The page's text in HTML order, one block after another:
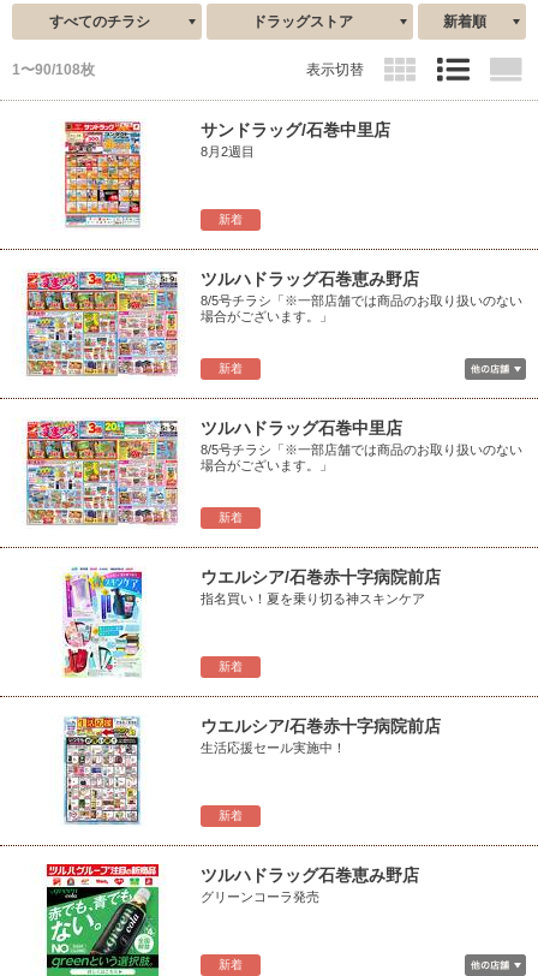
すべてのチラシ ドラッグストア 新着順
1〜90/108枚 表示切替
新着
サンドラッグ/石巻中里店
8月2週目
新着
ツルハドラッグ石巻恵み野店
8/5号チラシ「※一部店舗では商品のお取り扱いのない
場合がございます。」
新着
ツルハドラッグ石巻中里店
8/5号チラシ「※一部店舗では商品のお取り扱いのない
場合がございます。」
新着
ウエルシア/石巻赤十字病院前店
指名買い！夏を乗り切る神スキンケア
新着
ウエルシア/石巻赤十字病院前店
生活応援セール実施中！
新着
ツルハドラッグ石巻恵み野店
グリーンコーラ発売